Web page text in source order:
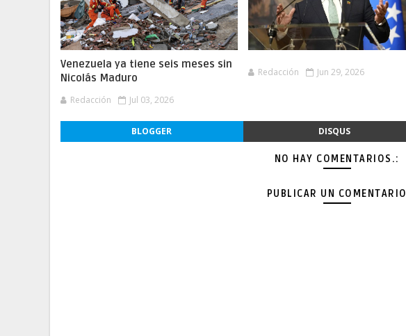
Venezuela ya tiene seis meses sin
Nicolás Maduro
Redacción Jul 03, 2026
Redacción Jun 29, 2026
BLOGGER DISQUS
NO HAY COMENTARIOS.:
PUBLICAR UN COMENTARIO